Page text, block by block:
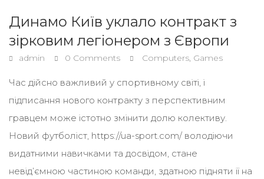
Динамо Київ уклало контракт з
зірковим легіонером з Європи
admin 0 Comments Computers, Games
Час дійсно важливий у спортивному світі, і
підписання нового контракту з перспективним
гравцем може істотно змінити долю колективу.
Новий футболіст, https://ua-sport.com/ володіючи
видатними навичками та досвідом, стане
невід’ємною частиною команди, здатною підняти її на